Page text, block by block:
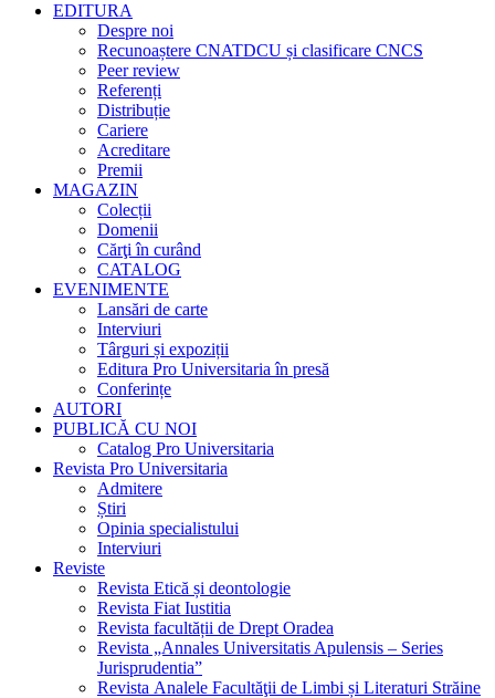
EDITURA
Despre noi
Recunoaștere CNATDCU și clasificare CNCS
Peer review
Referenți
Distribuție
Cariere
Acreditare
Premii
MAGAZIN
Colecții
Domenii
Cărţi în curând
CATALOG
EVENIMENTE
Lansări de carte
Interviuri
Târguri și expoziții
Editura Pro Universitaria în presă
Conferințe
AUTORI
PUBLICĂ CU NOI
Catalog Pro Universitaria
Revista Pro Universitaria
Admitere
Știri
Opinia specialistului
Interviuri
Reviste
Revista Etică și deontologie
Revista Fiat Iustitia
Revista facultății de Drept Oradea
Revista „Annales Universitatis Apulensis – Series
Jurisprudentia”
Revista Analele Facultăţii de Limbi și Literaturi Străine